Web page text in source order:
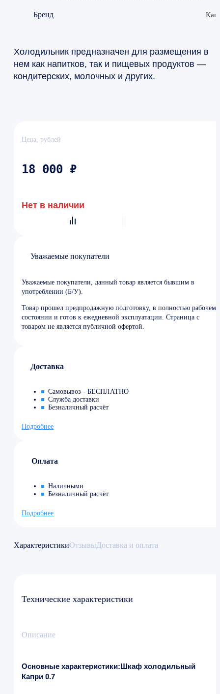
Бренд
Холодильник предназначен для размещения в
нем как напитков, так и пищевых продуктов —
кондитерских, молочных и других.
Цена, рублей
18 000 ₽
Нет в наличии
Уважаемые покупатели
Уважаемые покупатели, данный товар является бывшим в
употреблении (Б/У).
Товар прошел предпродажную подготовку, в полностью рабочем
состоянии и готов к ежедневной эксплуатации. Страница с
товаром не является публичной офертой.
Доставка
Самовывоз - БЕСПЛАТНО
Служба доставки
Безналичный расчёт
Подробнее
Оплата
Наличными
Безналичный расчёт
Подробнее
ХарактеристикиОтзывыДоставка и оплата
Технические характеристики
Описание
Основные характеристики:Шкаф холодильный
Капри 0.7